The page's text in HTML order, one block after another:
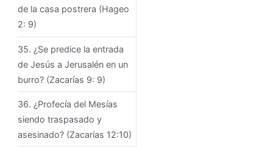
de la casa postrera (Hageo
2: 9)
35. ¿Se predice la entrada
de Jesús a Jerusalén en un
burro? (Zacarías 9: 9)
36. ¿Profecía del Mesías
siendo traspasado y
asesinado? (Zacarías 12:10)